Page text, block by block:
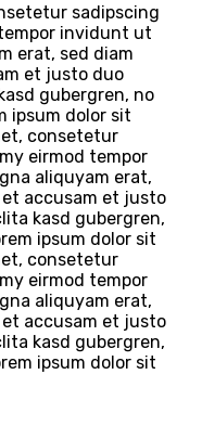
sadipscing
invidunt ut
erat, sed diam
et justo duo
gubergren, no
ipsum dolor sit
consetetur
eirmod tempor
aliquyam erat,
accusam et justo
kasd gubergren,
ipsum dolor sit
consetetur
eirmod tempor
aliquyam erat,
accusam et justo
kasd gubergren,
ipsum dolor sit